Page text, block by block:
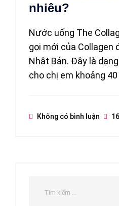
nhiêu?
Nước uống The
gọi mới của Collagen
Nhật Bản. Đây là
cho chị em khoảng
Không có bình luận